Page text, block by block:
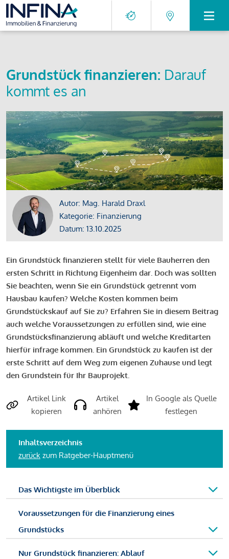
Grundstück finanzieren: Darauf
kommt es an
Autor: Mag. Harald Draxl
Kategorie: Finanzierung
Datum: 13.10.2025
Ein Grundstück finanzieren stellt für viele Bauherren den
ersten Schritt in Richtung Eigenheim dar. Doch was sollten
Sie beachten, wenn Sie ein Grundstück getrennt vom
Hausbau kaufen? Welche Kosten kommen beim
Grundstückskauf auf Sie zu? Erfahren Sie in diesem Beitrag
auch welche Voraussetzungen zu erfüllen sind, wie eine
Grundstücksfinanzierung abläuft und welche Kreditarten
hierfür infrage kommen. Ein Grundstück zu kaufen ist der
erste Schritt auf dem Weg zum eigenen Zuhause und legt
den Grundstein für Ihr Bauprojekt.
Artikel Link
kopieren
Artikel
anhören
In Google als Quelle
festlegen
Inhaltsverzeichnis
zurück zum Ratgeber-Hauptmenü
Das Wichtigste im Überblick
Voraussetzungen für die Finanzierung eines
Grundstücks
Nur Grundstück finanzieren: Ablauf